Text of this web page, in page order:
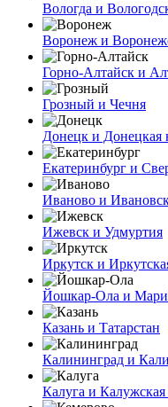
Вологда и
Воронеж и
Горно-Алтайск и
Грозный и Чечня
Донецк и Донецкая
Екатеринбург и
Иваново и
Ижевск и Удмуртия
Иркутск и
Йошкар-Ола и
Казань и Татарстан
Калининград и
Калуга и Калужская